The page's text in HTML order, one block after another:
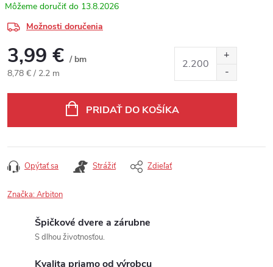
13.8.2026
Možnosti doručenia
3,99 € / bm
Jednotková cena:
8,78 € / 2.2 m
PRIDAŤ DO KOŠÍKA
Opýtať sa Strážiť Zdieľať
Značka:Arbiton
Špičkové dvere a zárubne
S dlhou životnosťou.
Kvalita priamo od výrobcu